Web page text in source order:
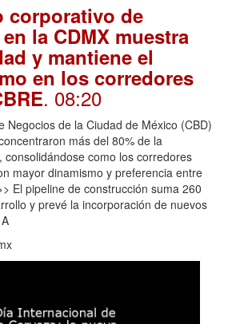
corporativo de
la CDMX muestra
y mantiene el
en los corredores
. 08:20
Negocios de la Ciudad de México (CBD)
más del 80% de la
consolidándose como los corredores
mayor dinamismo y preferencia entre
El pipeline de construcción suma 260
y prevé la incorporación de nuevos